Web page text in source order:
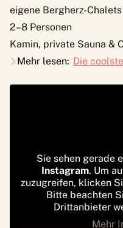
eigene Bergherz-
2–8 Personen
Kamin, private Sauna &
Mehr lesen: Die
Sie sehen gerade
Instagram. Um
zuzugreifen, klicken
Bitte beachten
Drittanbieter
Mehr